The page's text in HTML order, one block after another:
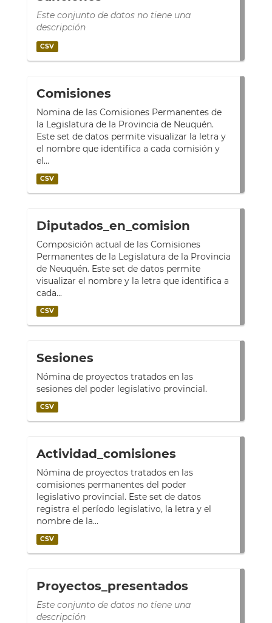
Este conjunto de datos no tiene una
descripción
CSV
Comisiones
Nomina de las Comisiones Permanentes de
la Legislatura de la Provincia de Neuquén.
Este set de datos permite visualizar la letra y
el nombre que identifica a cada comisión y
el...
CSV
Diputados_en_comision
Composición actual de las Comisiones
Permanentes de la Legislatura de la Provincia
de Neuquén. Este set de datos permite
visualizar el nombre y la letra que identifica a
cada...
CSV
Sesiones
Nómina de proyectos tratados en las
sesiones del poder legislativo provincial.
CSV
Actividad_comisiones
Nómina de proyectos tratados en las
comisiones permanentes del poder
legislativo provincial. Este set de datos
registra el período legislativo, la letra y el
nombre de la...
CSV
Proyectos_presentados
Este conjunto de datos no tiene una
descripción